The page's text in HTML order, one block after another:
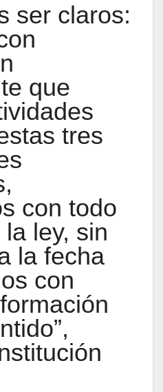
ser claros:
que
tres
con todo
ley, sin
la fecha
con